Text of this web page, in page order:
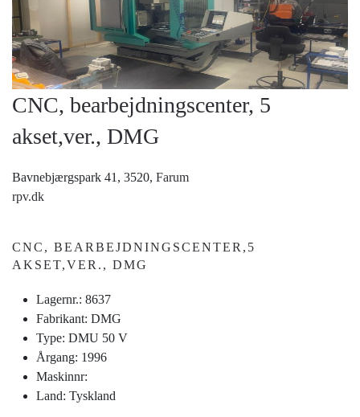
CNC, bearbejdningscenter, 5
akset,ver., DMG
Bavnebjærgspark 41, 3520, Farum
rpv.dk
CNC, BEARBEJDNINGSCENTER,5
AKSET,VER., DMG
Lagernr.: 8637
Fabrikant: DMG
Type: DMU 50 V
Årgang: 1996
Maskinnr:
Land: Tyskland